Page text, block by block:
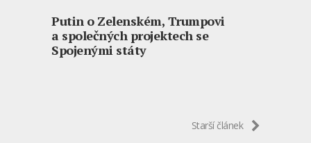
Putin o Zelenském, Trumpovi
a společných projektech se
Spojenými státy
Starší článek